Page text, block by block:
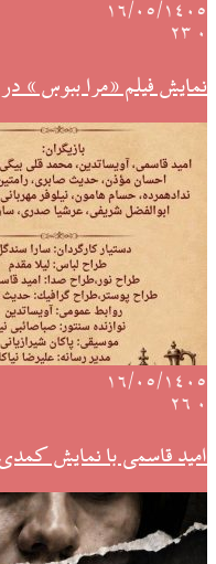
۱۶/۰۵/۱۴۰۵
۰
نمایش فیلم «مرا ببوس »
۱۶/۰۵/۱۴۰۵
۰
امید قاسمی با نمایش